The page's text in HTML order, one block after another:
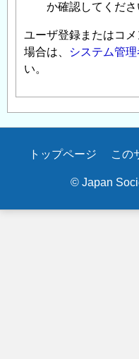
か確認してくださ
ユーザ登録またはコ
場合は、
システム管
い。
Secondary
トップページ この
© Japan